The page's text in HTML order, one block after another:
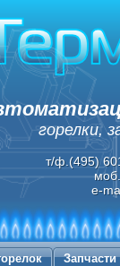
горелки,
т/ф.(495)
e-